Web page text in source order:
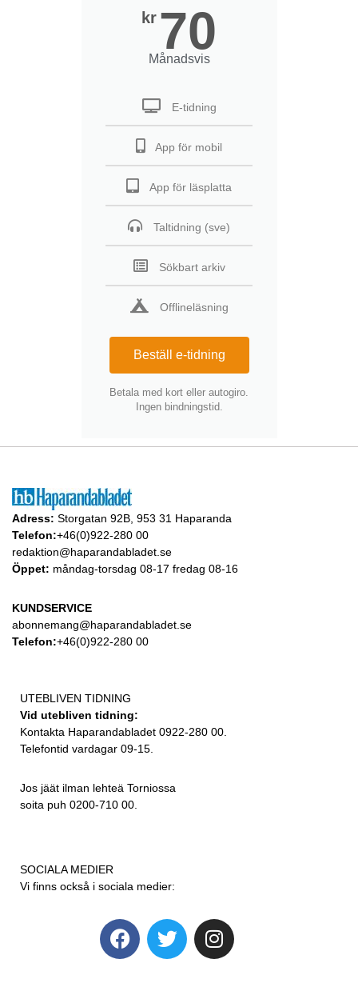
kr 70
Månadsvis
E-tidning
App för mobil
App för läsplatta
Taltidning (sve)
Sökbart arkiv
Offlineläsning
Beställ e-tidning
Betala med kort eller autogiro.
Ingen bindningstid.
Adress: Storgatan 92B, 953 31 Haparanda
Telefon:+46(0)922-280 00
redaktion@haparandabladet.se
Öppet: måndag-torsdag 08-17 fredag 08-16
KUNDSERVICE
abonnemang@haparandabladet.se
Telefon:+46(0)922-280 00
UTEBLIVEN TIDNING
Vid utebliven tidning:
Kontakta Haparandabladet 0922-280 00.
Telefontid vardagar 09-15.
Jos jäät ilman lehteä Torniossa
soita puh 0200-710 00.
SOCIALA MEDIER
Vi finns också i sociala medier: